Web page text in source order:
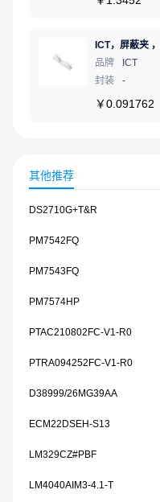
品牌
ICT
封装
-
￥0.091762
其他推荐
DS2710G+T&R
PM7542FQ
PM7543FQ
PM7574HP
PTAC210802FC-V1-R0
PTRA094252FC-V1-R0
D38999/26MG39AA
ECM22DSEH-S13
LM329CZ#PBF
LM4040AIM3-4.1-T